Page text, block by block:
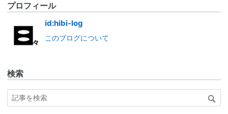
プロフィール
id:hibi-log
このブログについて
検索